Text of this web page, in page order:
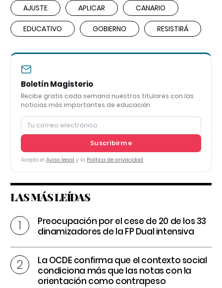
AJUSTE APLICAR CANARIO
EDUCATIVO GOBIERNO RESISTIRÁ
Boletín Magisterio
Recibe gratis cada semana nuestros titulares con las
noticias más importantes de educación
Suscribirme
Acepto el Aviso legal y la Política de privacidad
LAS MÁS LEÍDAS
Preocupación por el cese de 20 de los 33
dinamizadores de la FP Dual intensiva
La OCDE confirma que el contexto social
condiciona más que las notas con la
orientación como contrapeso